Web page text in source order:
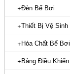
Đèn Bể Bơi
Thiết Bị Vệ Sinh
Hóa Chất Bể Bơi
Bảng Điều